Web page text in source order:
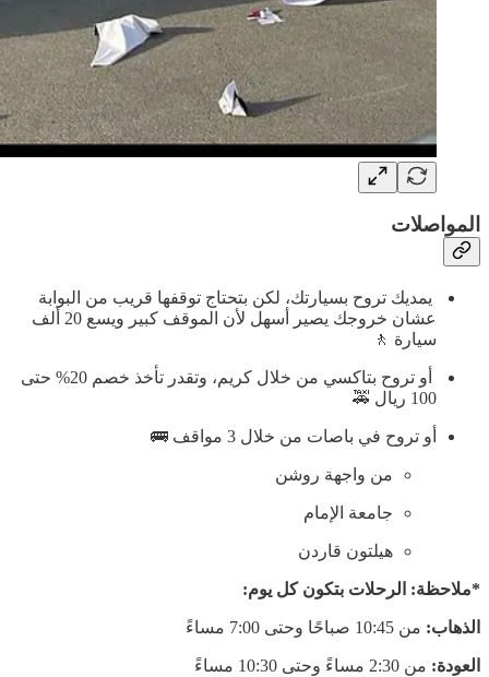
المواصلات
يمديك تروح بسيارتك، لكن بتحتاج توقفها قريب من البوابة
عشان خروجك يصير أسهل لأن الموقف كبير ويسع 20 ألف
سيارة 🚶
أو تروح بتاكسي من خلال كريم، وتقدر تأخذ خصم 20% حتى
100 ريال 🚕
أو تروح في باصات من خلال 3 مواقف 🚌
من واجهة روشن
جامعة الإمام
هيلتون قاردن
*ملاحظة: الرحلات بتكون كل يوم:
الذهاب: من 10:45 صباحًا وحتى 7:00 مساءً
العودة: من 2:30 مساءً وحتى 10:30 مساءً